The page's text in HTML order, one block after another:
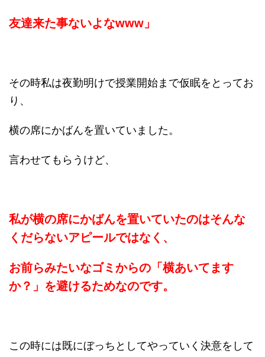
友達来た事ないよなwww」
その時私は夜勤明けで授業開始まで仮眠をとってお
り、
横の席にかばんを置いていました。
言わせてもらうけど、
私が横の席にかばんを置いていたのはそんな
くだらないアピールではなく、
お前らみたいなゴミからの「横あいてます
か？」を避けるためなのです。
この時には既にぼっちとしてやっていく決意をして